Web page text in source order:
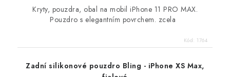
Kryty, pouzdra, obal na mobil iPhone 11 PRO MAX.
Pouzdro s elegantním povrchem. zcela
Kód: 1764
Zadní silikonové pouzdro Bling - iPhone XS Max,